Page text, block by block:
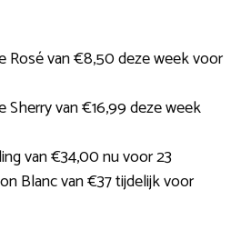
Rosé van €8,50 deze week voor
Sherry van €16,99 deze week
van €34,00 nu voor 23
Blanc van €37 tijdelijk voor